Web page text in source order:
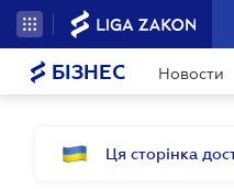
БІЗНЕС Новости
Ця сторінка